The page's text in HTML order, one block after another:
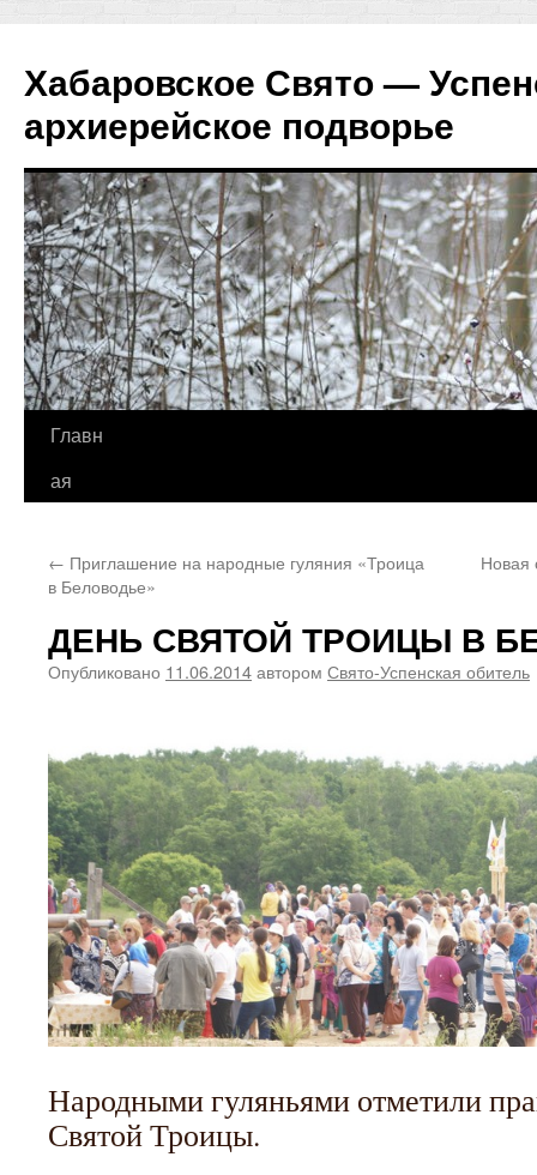
Хабаровское Свято —
архиерейское подворье
Перейти
Главн
ая
← Приглашение на народные гуляния «Троица
в Беловодье»
Новая
ДЕНЬ СВЯТОЙ ТРОИЦЫ В
Опубликовано 11.06.2014автором Свято-Успенская обитель
Народными гуляньями отметили
Святой Троицы.